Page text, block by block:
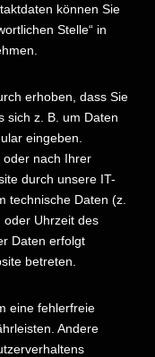
können Sie
Stelle“ in
erhoben, dass Sie
sich z. B. um Daten
eingeben.
oder nach Ihrer
durch unsere IT-
technische Daten (z.
oder Uhrzeit des
Daten erfolgt
betreten.
eine fehlerfreie
Andere